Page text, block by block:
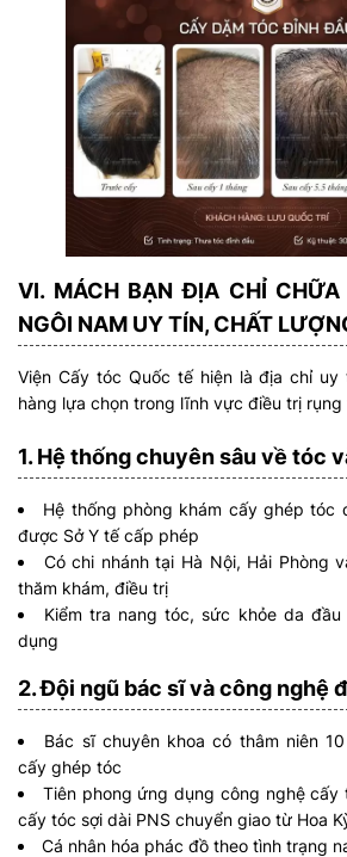
VI. MÁCH BẠN ĐỊA CHỈ CHỮA
NGÔI NAM UY TÍN, CHẤT
Viện Cấy tóc Quốc tế hiện là địa chỉ uy
hàng lựa chọn trong lĩnh vực điều trị rụng
1. Hệ thống chuyên sâu về tóc
Hệ thống phòng khám cấy ghép tóc
được Sở Y tế cấp phép
Có chi nhánh tại Hà Nội, Hải Phòng
thăm khám, điều trị
Kiểm tra nang tóc, sức khỏe da
dụng
2. Đội ngũ bác sĩ và công nghệ
Bác sĩ chuyên khoa có thâm niên
cấy ghép tóc
Tiên phong ứng dụng công nghệ cấy
cấy tóc sợi dài PNS chuyển giao từ Hoa
Cá nhân hóa phác đồ theo tình trạng